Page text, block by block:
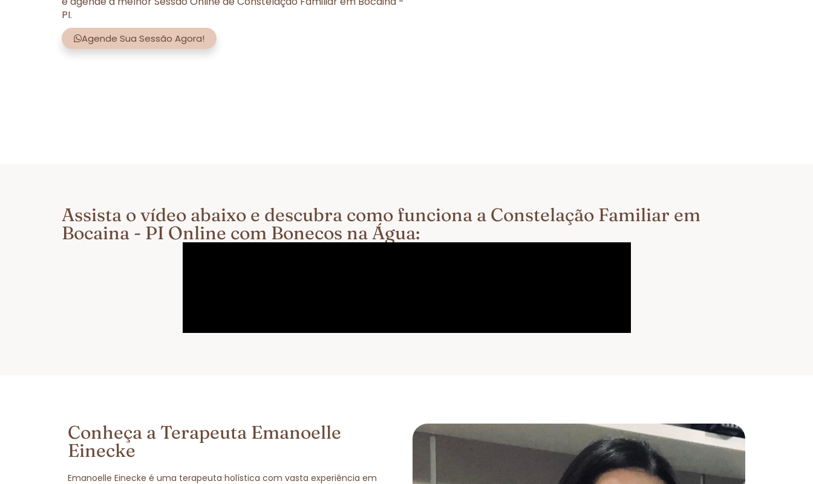
PI.
Agende Sua Sessão Agora!
Assista o vídeo abaixo e descubra como funciona a Constelação Familiar em
Bocaina - PI Online com Bonecos na Água:
Conheça a Terapeuta Emanoelle
Einecke
Emanoelle Einecke é uma terapeuta holística com vasta experiência em